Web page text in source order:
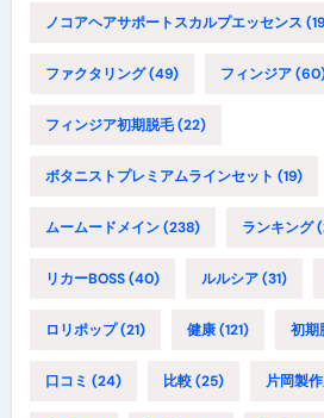
ノコアヘアサポートスカルプエッセンス
ファクタリング(49) フィンジア
フィンジア初期脱毛(22)
ボタニストプレミアムラインセット (19)
ムームードメイン(238) ランキング
リカーBOSS(40) ルルシア(31)
ロリポップ(21) 健康(121) 初期
口コミ (24) 比較(25) 片岡製